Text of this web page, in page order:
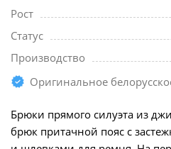
Рост
Статус
Производство
Оригинальное
Брюки прямого силуэта из
брюк притачной пояс с